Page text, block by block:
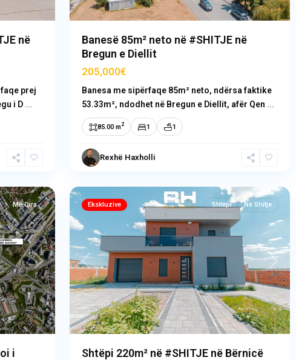
në
prej
i D ...
Banesë 85m² neto në #SHITJE në
Bregun e Diellit
205,000€
Banesa me sipërfaqe 85m² neto, ndërsa faktike
53.33m², ndodhet në Bregun e Diellit, afër Qen ...
85.00 m2 1 1
Rexhë Haxholli
Next
Me Qira
i
Bërnicë,
Previous Next
Ekskluzive Shtëpi Në Shitje
Shtëpi 220m² në #SHITJE në Bërnicë